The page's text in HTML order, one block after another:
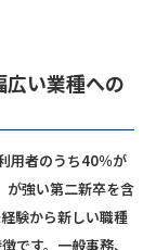
い業種への
用者のうち40％が
が強い第二新卒を含
験から新しい職種
です。一般事務、